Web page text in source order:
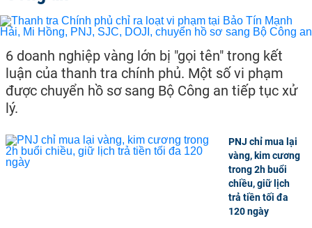
6 doanh nghiệp vàng lớn bị "gọi tên" trong kết
luận của thanh tra chính phủ. Một số vi phạm
được chuyển hồ sơ sang Bộ Công an tiếp tục xử
lý.
PNJ chỉ mua lại
vàng, kim cương
trong 2h buổi
chiều, giữ lịch
trả tiền tối đa
120 ngày